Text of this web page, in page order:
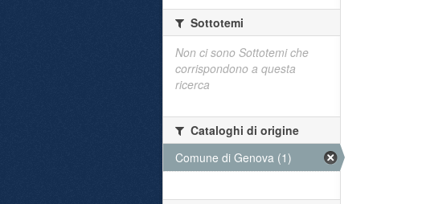
Sottotemi
Non ci sono Sottotemi che
corrispondono a questa
ricerca
Cataloghi di origine
Comune di Genova (1)